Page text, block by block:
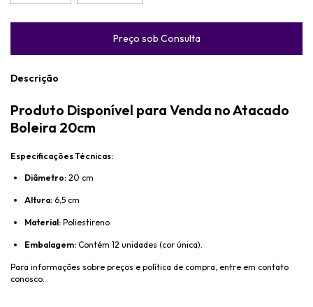
Descrição
Produto Disponível para Venda no Atacado
Boleira 20cm
Especificações Técnicas:
Diâmetro: 20 cm
Altura: 6,5 cm
Material: Poliestireno
Embalagem: Contém 12 unidades (cor única).
Para informações sobre preços e política de compra, entre em contato
conosco.